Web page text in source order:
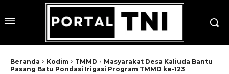
Beranda Kodim TMMD
Masyarakat Desa Kaliuda Bantu
Pasang Batu Pondasi Irigasi Program TMMD ke-123